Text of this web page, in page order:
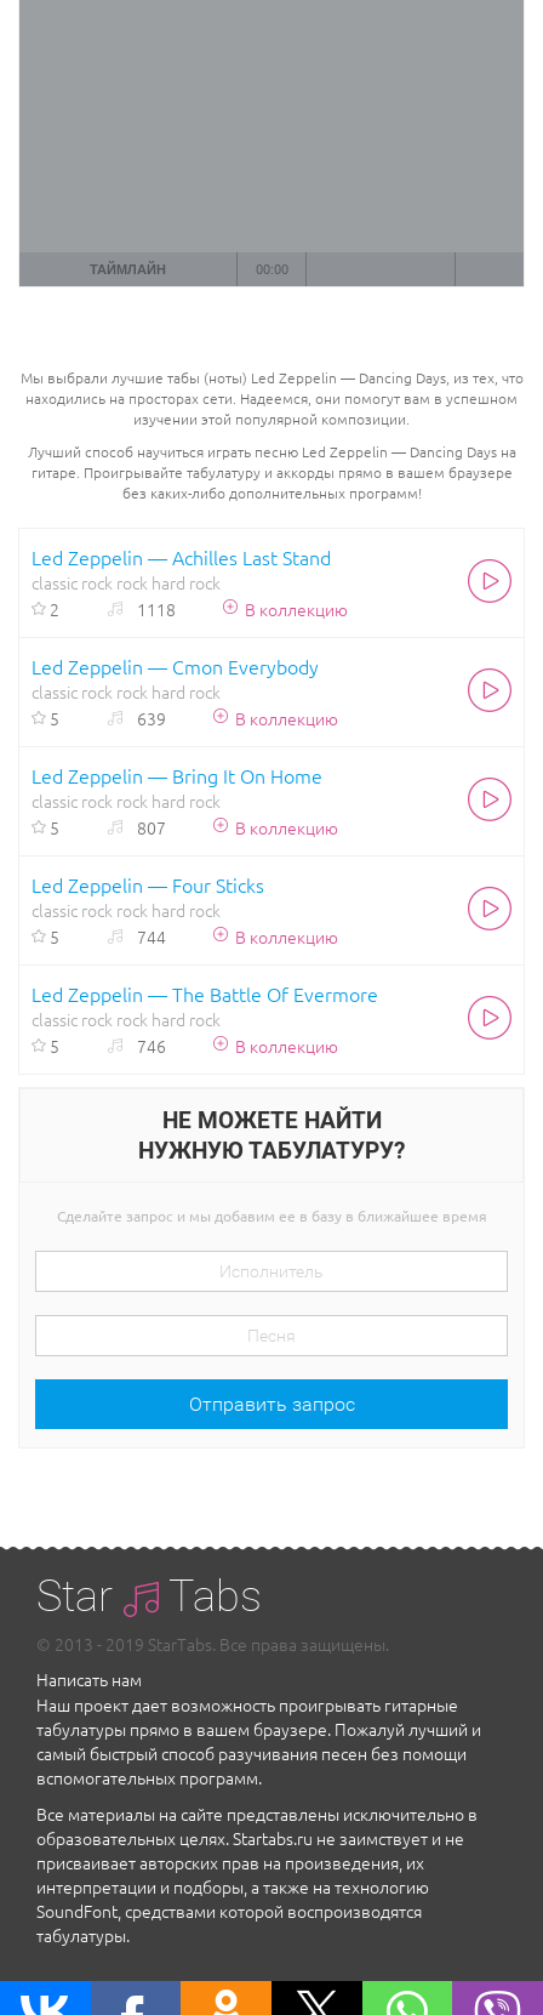
ТАЙМЛАЙН 00:00
Мы выбрали лучшие табы (ноты) Led Zeppelin — Dancing Days, из тех, что
находились на просторах сети. Надеемся, они помогут вам в успешном
изучении этой популярной композиции.
Лучший способ научиться играть песню Led Zeppelin — Dancing Days на
гитаре. Проигрывайте табулатуру и аккорды прямо в вашем браузере
без каких-либо дополнительных программ!
Led Zeppelin — Achilles Last Stand
classic rock rock hard rock
2
1118 В коллекцию
Led Zeppelin — Cmon Everybody
classic rock rock hard rock
5
639 В коллекцию
Led Zeppelin — Bring It On Home
classic rock rock hard rock
5
807 В коллекцию
Led Zeppelin — Four Sticks
classic rock rock hard rock
5
744 В коллекцию
Led Zeppelin — The Battle Of Evermore
classic rock rock hard rock
5
746 В коллекцию
НЕ МОЖЕТЕ НАЙТИ
НУЖНУЮ ТАБУЛАТУРУ?
Сделайте запрос и мы добавим ее в базу в ближайшее время
Отправить запрос
Star Tabs
© 2013 - 2019 StarTabs. Все права защищены.
Написать нам
Наш проект дает возможность проигрывать гитарные
табулатуры прямо в вашем браузере. Пожалуй лучший и
самый быстрый способ разучивания песен без помощи
вспомогательных программ.
Все материалы на сайте представлены исключительно в
образовательных целях. Startabs.ru не заимствует и не
присваивает авторских прав на произведения, их
интерпретации и подборы, а также на технологию
SoundFont, средствами которой воспроизводятся
табулатуры.